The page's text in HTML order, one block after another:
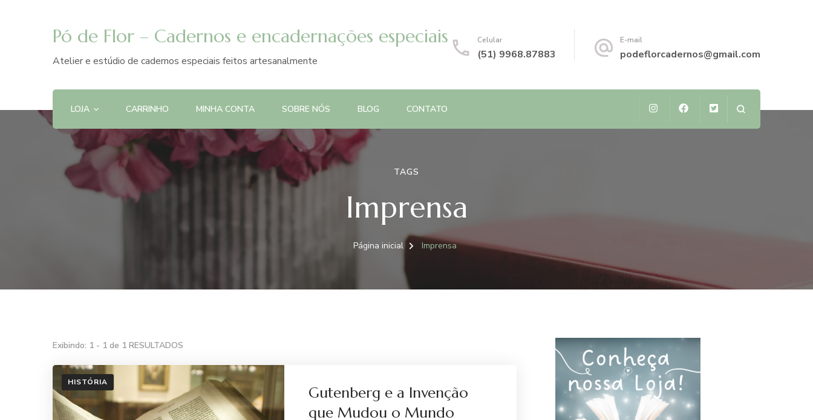
Pó de Flor – Cadernos e encadernações especiais
Atelier e estúdio de cadernos especiais feitos artesanalmente
Celular
(51) 9968.87883
E-mail
podeflorcadernos@gmail.com
LOJA CARRINHO MINHA CONTA SOBRE NÓS BLOG CONTATO
TAGS
Imprensa
Página inicial Imprensa
Exibindo: 1 - 1 de 1 RESULTADOS
HISTÓRIA
Gutenberg e a Invenção
que Mudou o Mundo